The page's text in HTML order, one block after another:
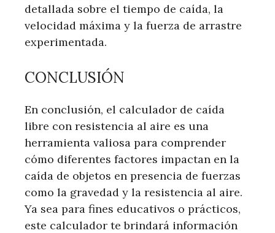
detallada sobre el tiempo de caída, la
velocidad máxima y la fuerza de arrastre
experimentada.
CONCLUSIÓN
En conclusión, el calculador de caída
libre con resistencia al aire es una
herramienta valiosa para comprender
cómo diferentes factores impactan en la
caída de objetos en presencia de fuerzas
como la gravedad y la resistencia al aire.
Ya sea para fines educativos o prácticos,
este calculador te brindará información